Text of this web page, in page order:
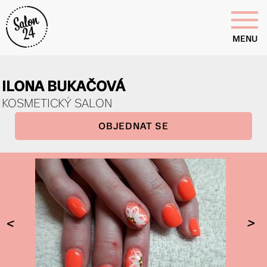
MENU
ILONA BUKAČOVÁ
KOSMETICKÝ SALON
OBJEDNAT SE
< >